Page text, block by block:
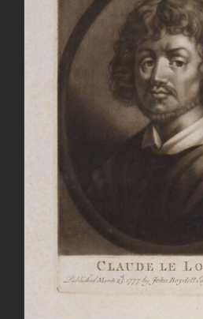
AGGIUNGI AL CARRELLO